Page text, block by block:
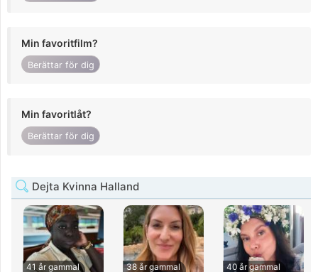
Min favoritfilm?
Berättar för dig
Min favoritlåt?
Berättar för dig
Dejta Kvinna Halland
41 år gammal
38 år gammal
40 år gammal